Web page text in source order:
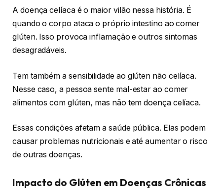
A doença celíaca é o maior vilão nessa história. É
quando o corpo ataca o próprio intestino ao comer
glúten. Isso provoca inflamação e outros sintomas
desagradáveis.
Tem também a sensibilidade ao glúten não celíaca.
Nesse caso, a pessoa sente mal-estar ao comer
alimentos com glúten, mas não tem doença celíaca.
Essas condições afetam a saúde pública. Elas podem
causar problemas nutricionais e até aumentar o risco
de outras doenças.
Impacto do Glúten em Doenças Crônicas